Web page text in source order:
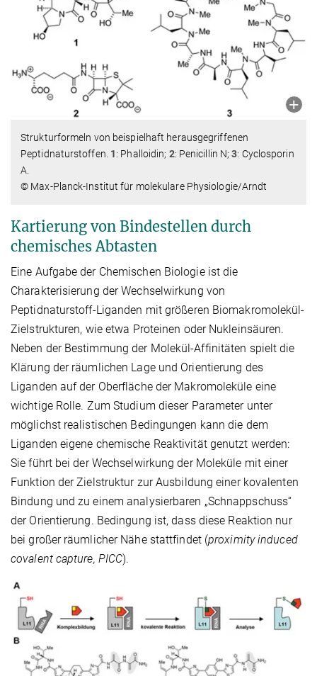
Strukturformeln von beispielhaft herausgegriffenen
Peptidnaturstoffen. 1: Phalloidin; 2: Penicillin N;3: Cyclosporin
A.
© Max-Planck-Institut für molekulare Physiologie/Arndt
Kartierung von Bindestellen durch
chemisches Abtasten
Eine Aufgabe der Chemischen Biologie ist die
Charakterisierung der Wechselwirkung von
Peptidnaturstoff-Liganden mit größeren Biomakromolekül-
Zielstrukturen, wie etwa Proteinen oder Nukleinsäuren.
Neben der Bestimmung der Molekül-Affinitäten spielt die
Klärung der räumlichen Lage und Orientierung des
Liganden auf der Oberfläche der Makromoleküle eine
wichtige Rolle. Zum Studium dieser Parameter unter
möglichst realistischen Bedingungen kann die dem
Liganden eigene chemische Reaktivität genutzt werden:
Sie führt bei der Wechselwirkung der Moleküle mit einer
Funktion der Zielstruktur zur Ausbildung einer kovalenten
Bindung und zu einem analysierbaren „Schnappschuss“
der Orientierung. Bedingung ist, dass diese Reaktion nur
bei großer räumlicher Nähe stattfindet (proximity induced
covalent capture, PICC).